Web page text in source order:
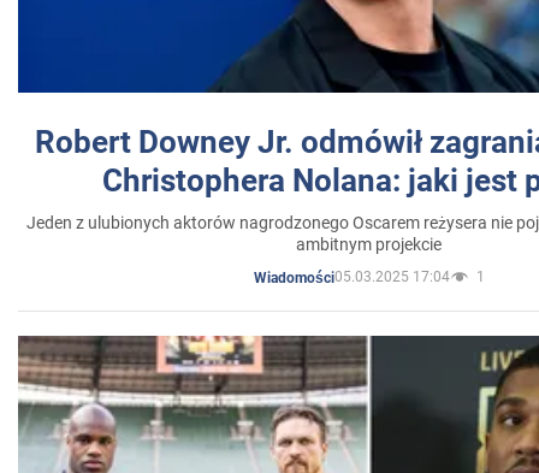
Robert Downey Jr. odmówił
Christophera Nolana: jaki jest
Jeden z ulubionych aktorów nagrodzonego Oscarem reżysera nie
ambitnym projekcie
Wiadomości05.03.2025 17:04 1